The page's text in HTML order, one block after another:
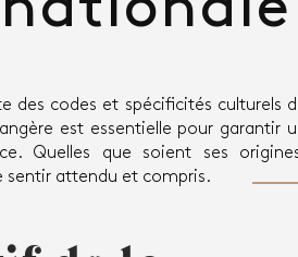
des codes et spécificités culturels
est essentielle pour garantir
Quelles que soient ses
sentir attendu et compris.